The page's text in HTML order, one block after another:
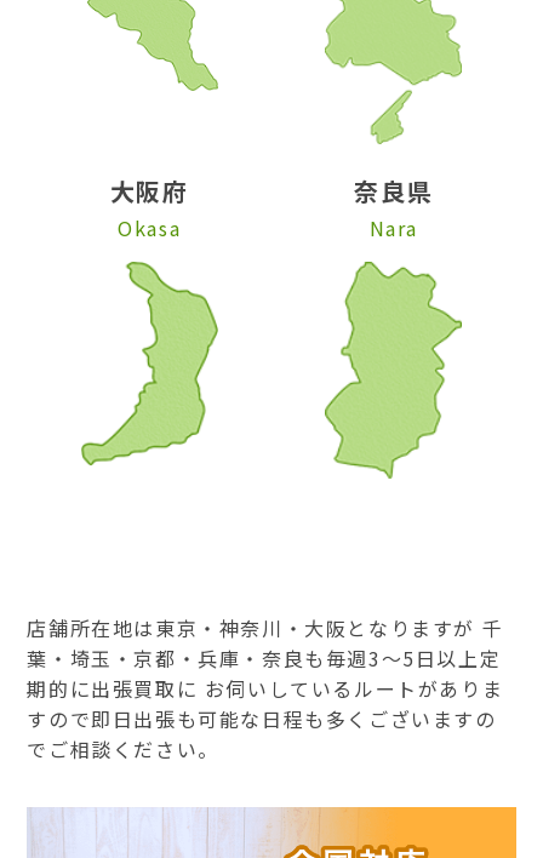
大阪府
Okasa
奈良県
Nara
店舗所在地は東京・神奈川・大阪となりますが 千
葉・埼玉・京都・兵庫・奈良も毎週3～5日以上定
期的に出張買取に お伺いしているルートがありま
すので即日出張も可能な日程も多くございますの
でご相談ください。